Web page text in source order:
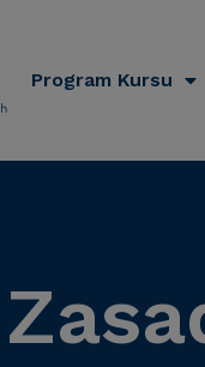
Program Kursu